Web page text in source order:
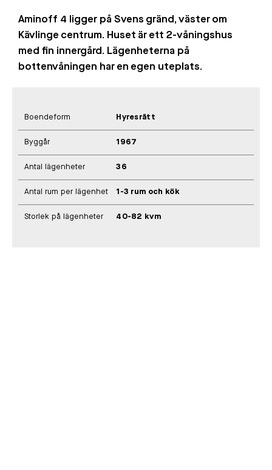
Aminoff 4 ligger på Svens gränd, väster om
Kävlinge centrum. Huset är ett 2-våningshus
med fin innergård. Lägenheterna på
bottenvåningen har en egen uteplats.
Boendeform Hyresrätt
Byggår 1967
Antal lägenheter 36
Antal rum per lägenhet 1-3 rum och kök
Storlek på lägenheter 40-82 kvm